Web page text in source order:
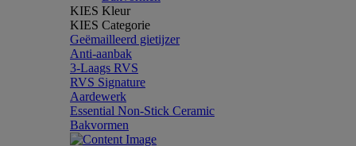
KIES Kleur
KIES Categorie
Geëmailleerd gietijzer
Anti-aanbak
3-Laags RVS
RVS Signature
Aardewerk
Essential Non-Stick Ceramic
Bakvormen